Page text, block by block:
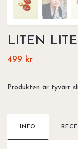
LITEN
499 kr
Produkten är tyvärr
INFO